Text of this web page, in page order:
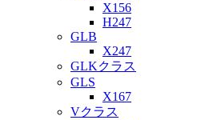
X156
H247
GLB
X247
GLKクラス
GLS
X167
Vクラス